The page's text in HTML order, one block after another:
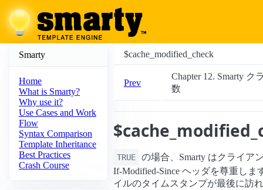
Smarty
Home
What is Smarty?
Why use it?
Use Cases and Work
Flow
Syntax Comparison
Template Inheritance
Best Practices
Crash Course
$cache_modified_check
Prev
Chapter 12. Smarty ク
数
TRUE
の場合、Smarty はクライア
If-Modified-Since ヘッダを尊重しま
イルのタイムスタンプが最後に訪